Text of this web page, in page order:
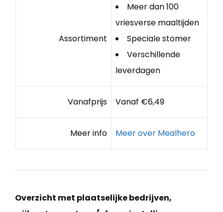
Assortiment
Meer dan 100
vriesverse maaltijden
Speciale stomer
Verschillende
leverdagen
Vanafprijs Vanaf €6,49
Meer info Meer over Mealhero
Overzicht met plaatselijke bedrijven,